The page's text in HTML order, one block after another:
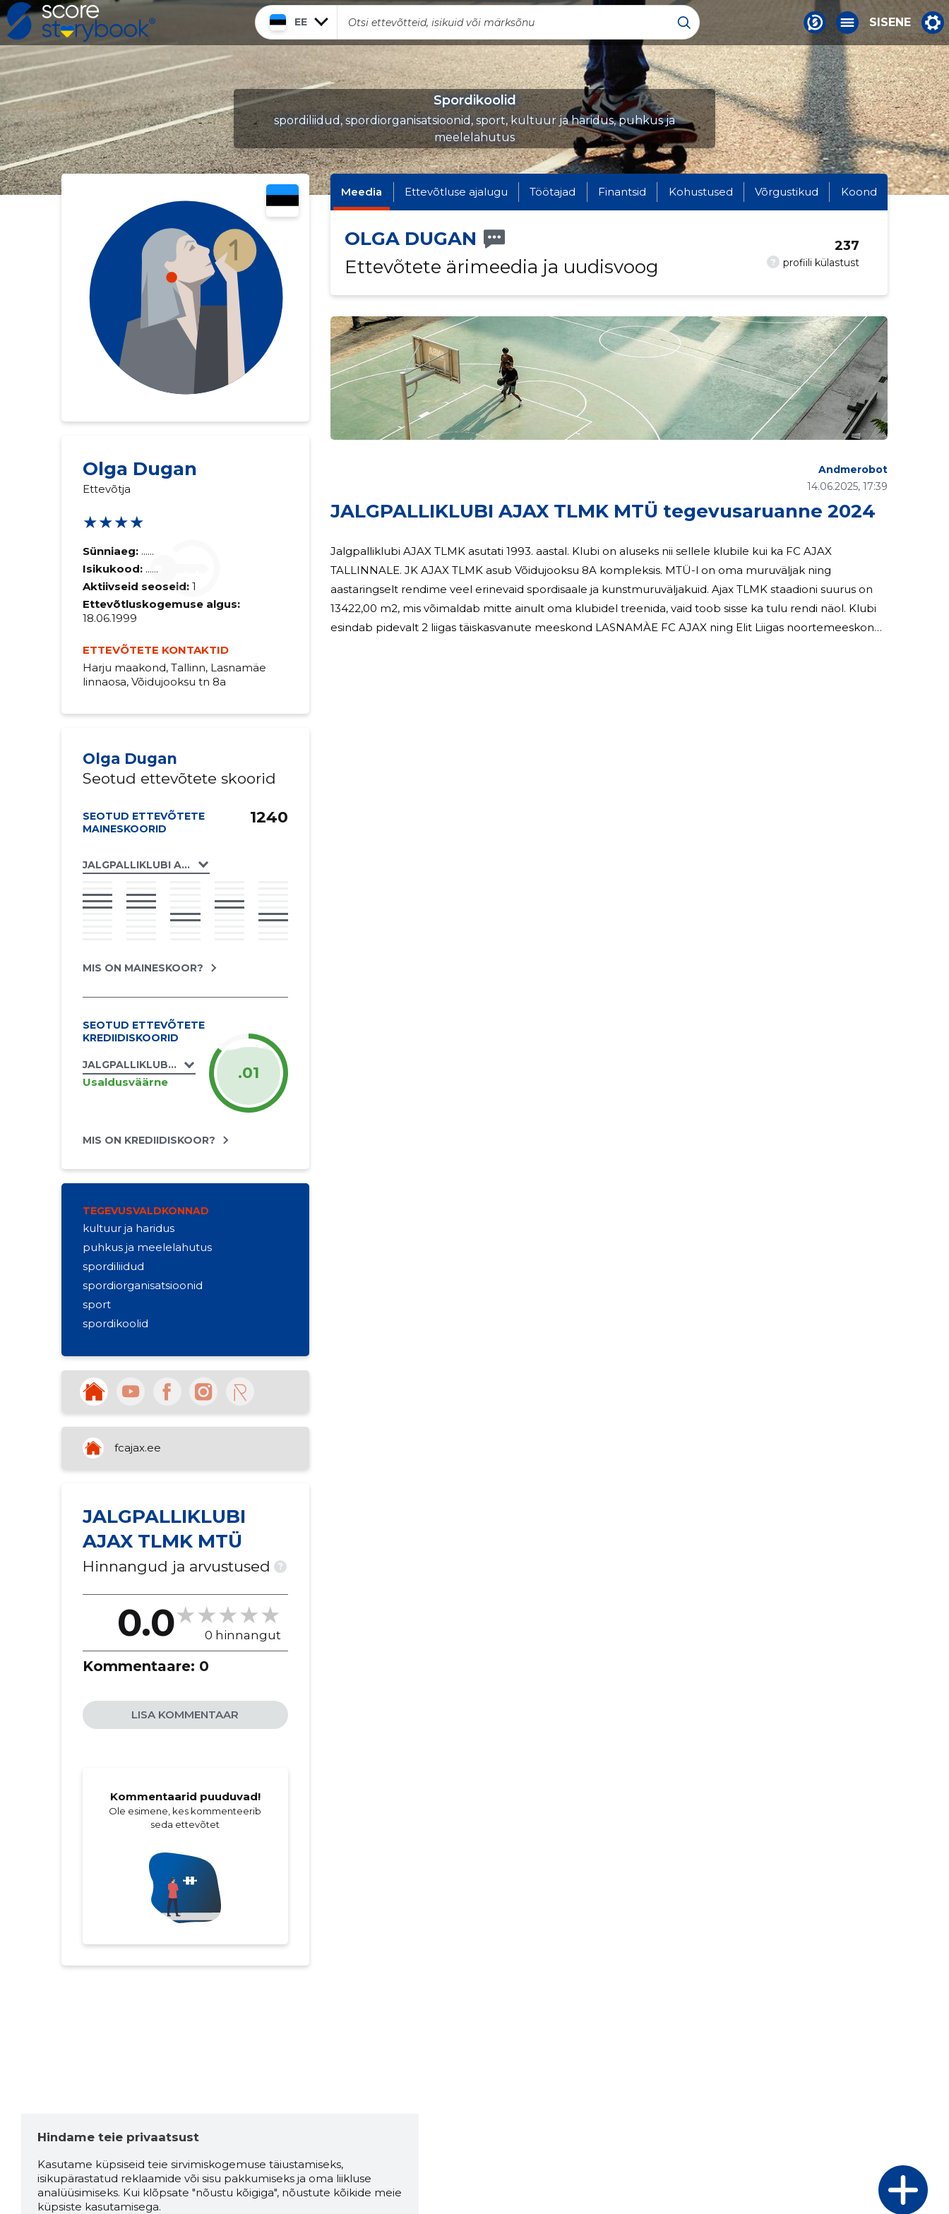
EE SISENE
Spordikoolid
spordiliidud, spordiorganisatsioonid, sport, kultuur ja haridus, puhkus ja
meelelahutus
Olga Dugan
Ettevõtja
★★★★
Sünniaeg: ......
Isikukood: ......
Aktiivseid seoseid: 1
Ettevõtluskogemuse algus:
18.06.1999
ETTEVÕTETE KONTAKTID
Harju maakond, Tallinn, Lasnamäe
linnaosa, Võidujooksu tn 8a
Olga Dugan
Seotud ettevõtete skoorid
SEOTUD ETTEVÕTETE
MAINESKOORID
JALGPALLIKLUBI AJAX TLMK MTÜ
1240
MIS ON MAINESKOOR?
SEOTUD ETTEVÕTETE
KREDIIDISKOORID
JALGPALLIKLUBI AJAX TLMK MTÜ
Usaldusväärne .01
MIS ON KREDIIDISKOOR?
TEGEVUSVALDKONNAD
kultuur ja haridus
puhkus ja meelelahutus
spordiliidud
spordiorganisatsioonid
sport
spordikoolid
fcajax.ee
JALGPALLIKLUBI
AJAX TLMK MTÜ
Hinnangud ja arvustused ?
0.0 0 hinnangut
Kommentaare: 0
LISA KOMMENTAAR
Kommentaarid puuduvad!
Ole esimene, kes kommenteerib
seda ettevõtet
Meedia Ettevõtluse ajalugu Töötajad Finantsid Kohustused Võrgustikud Koond
OLGA DUGAN
Ettevõtete ärimeedia ja uudisvoog
? profiili külastust
237
JALGPALLIKLUBI AJAX TLMK MTÜ tegevusaruanne 2024
14.06.2025, 17:39
Andmerobot
Jalgpalliklubi AJAX TLMK asutati 1993. aastal. Klubi on aluseks nii sellele klubile kui ka FC AJAX
TALLINNALE. JK AJAX TLMK asub Võidujooksu 8A kompleksis. MTÜ-l on oma muruväljak ning
aastaringselt rendime veel erinevaid spordisaale ja kunstmuruväljakuid. Ajax TLMK staadioni suurus on
13422,00 m2, mis võimaldab mitte ainult oma klubidel treenida, vaid toob sisse ka tulu rendi näol. Klubi
esindab pidevalt 2 liigas täiskasvanute meeskond LASNAMÀE FC AJAX ning Elit Liigas noortemeeskond
Hindame teie privaatsust
Kasutame küpsiseid teie sirvimiskogemuse täiustamiseks,
isikupärastatud reklaamide või sisu pakkumiseks ja oma liikluse
analüüsimiseks. Kui klõpsate "nõustu kõigiga", nõustute kõikide meie
küpsiste kasutamisega.